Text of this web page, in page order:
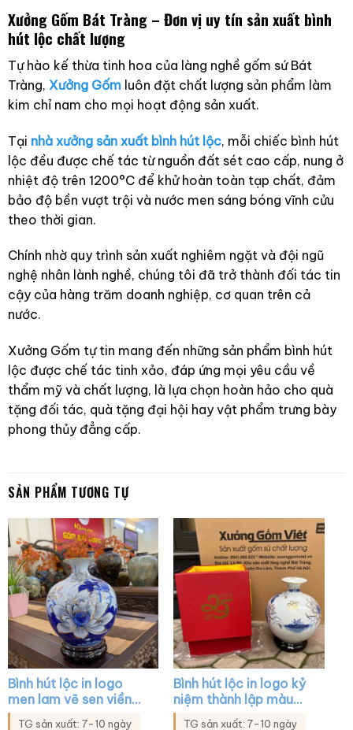
Xưởng Gốm Bát Tràng – Đơn vị uy tín sản xuất bình
hút lộc chất lượng
Tự hào kế thừa tinh hoa của làng nghề gốm sứ Bát
Tràng, Xưởng Gốmluôn đặt chất lượng sản phẩm làm
kim chỉ nam cho mọi hoạt động sản xuất.
Tại nhà xưởng sản xuất bình hút lộc, mỗi chiếc bình hút
lộc đều được chế tác từ nguồn đất sét cao cấp, nung ở
nhiệt độ trên 1200°C để khử hoàn toàn tạp chất, đảm
bảo độ bền vượt trội và nước men sáng bóng vĩnh cửu
theo thời gian.
Chính nhờ quy trình sản xuất nghiêm ngặt và đội ngũ
nghệ nhân lành nghề, chúng tôi đã trở thành đối tác tin
cậy của hàng trăm doanh nghiệp, cơ quan trên cả
nước.
Xưởng Gốm tự tin mang đến những sản phẩm bình hút
lộc được chế tác tinh xảo, đáp ứng mọi yêu cầu về
thẩm mỹ và chất lượng, là lựa chọn hoàn hảo cho quà
tặng đối tác, quà tặng đại hội hay vật phẩm trưng bày
phong thủy đẳng cấp.
SẢN PHẨM TƯƠNG TỰ
Bình hút lộc in logo
men lam vẽ sen viền
vàng XG-BHL20
TG sản xuất: 7-10 ngày
Bình hút lộc in logo kỷ
niệm thành lập màu
trắng họa tiết sen
TG sản xuất: 7-10 ngày